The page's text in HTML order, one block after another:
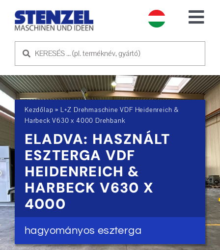
HASZNÁLT GÉPEK
ELADÓ GÉP
SZOLGÁLTATÁS
RÓLUNK
KAPCSOLATFELVÉTEL
Kezdőlap » L+Z Drehmaschine VDF Heidenreich &
Harbeck V630 x 4000 Drehbank
ELADVA: HASZNÁLT
ESZTERGA VDF
HEIDENREICH &
HARBECK V630 X
4000
hagyományos eszterga